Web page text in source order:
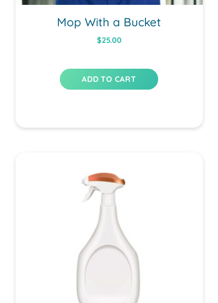
Mop With a Bucket
$25.00
ADD TO CART